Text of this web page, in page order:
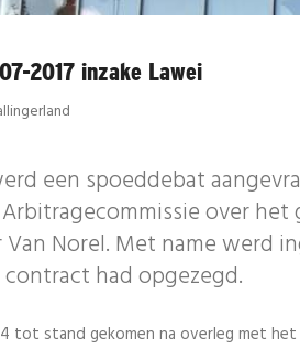
2017 inzake Lawei
een spoeddebat
over
Norel. Met name werd
had opgezegd.
tot stand gekomen na overleg met